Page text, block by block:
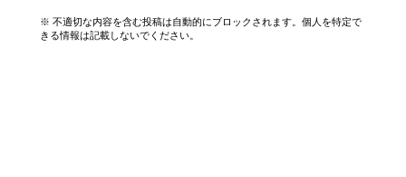
※ 不適切な内容を含む投稿は自動的にブロックされます。個人を特定で
きる情報は記載しないでください。